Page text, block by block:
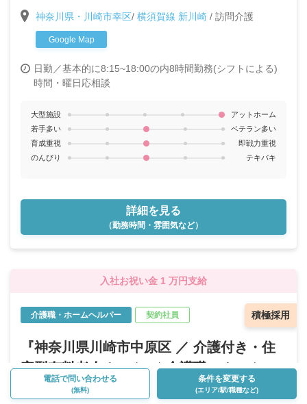
100円/時 18時~22時は200円 土日祝日手当 土
末年始手当・扶養補助手当も加算されます。
神奈川県・川崎市幸区/ 横須賀線 新川崎 / 訪問介護
Google Map
日勤／基本的に8:15~18:00の内8時間勤務(シフトによる)
時間・曜日応相談
大型施設
アットホーム
若手多い
ベテラン多い
育成重視
即戦力重視
のんびり
テキパキ
詳細を見る
（勤務時間・雰囲気など）
入社お祝い金 1 万円支給
積極採用
介護職・ホームヘルパー 契約社員
『神奈川県川崎市中原区 ／ 介護付き・住
宅型有料老人ホーム ／ 介護職・ホームヘ
ルパー ／ 契約社員』のお仕事
電話で問い合わせる
(無料)
条件を変更する
(エリア/駅/職種など)